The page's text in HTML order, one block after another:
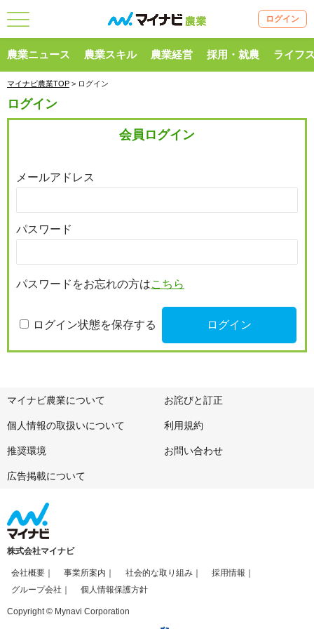
ログイン
農業ニュース 農業スキル 農業経営 採用・就農 ライフ
マイナビ農業TOP > ログイン
ログイン
会員ログイン
メールアドレス
パスワード
パスワードをお忘れの方はこちら
ログイン状態を保存する
マイナビ農業について お詫びと訂正
個人情報の取扱いについて 利用規約
推奨環境 お問い合わせ
広告掲載について
株式会社マイナビ
会社概要 事業所案内 社会的な取り組み
採用情報
グループ会社
個人情報保護方針
Copyright © Mynavi Corporation